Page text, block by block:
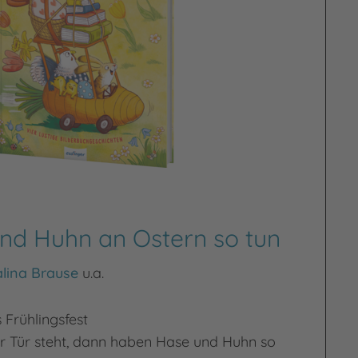
Huhn an Ostern so tun
Brauseu.a.
Tür steht, dann haben Hase und Huhn so